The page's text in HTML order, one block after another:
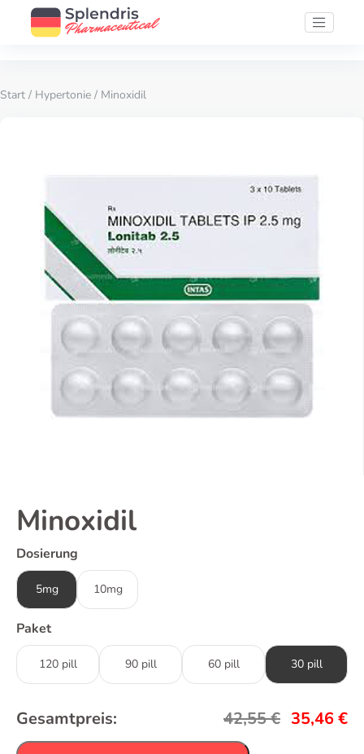
Start / Hypertonie / Minoxidil
Minoxidil
Dosierung
5mg 10mg
Paket
120 pill 90 pill 60 pill 30 pill
Gesamtpreis: 42,55€ 35,46€